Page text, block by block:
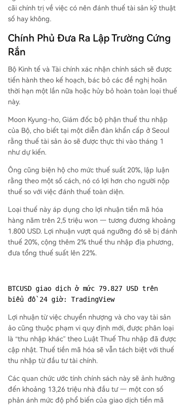
cãi chính trị về việc có nên đánh thuế tài sản kỹ thuật
số hay không.
Chính Phủ Đưa Ra Lập Trường Cứng
Rắn
Bộ Kinh tế và Tài chính xác nhận chính sách sẽ được
tiến hành theo kế hoạch, bác bỏ các đề nghị hoãn
thời hạn một lần nữa hoặc hủy bỏ hoàn toàn loại thuế
này.
Moon Kyung-ho, Giám đốc bộ phận thuế thu nhập
của Bộ, cho biết tại một diễn đàn khẩn cấp ở Seoul
rằng thuế tài sản ảo sẽ được thực thi vào tháng 1
như dự kiến.
Ông cũng biện hộ cho mức thuế suất 20%, lập luận
rằng theo một số cách, nó có lợi hơn cho người nộp
thuế so với việc đánh thuế toàn diện.
Loại thuế này áp dụng cho lợi nhuận tiền mã hóa
hàng năm trên 2,5 triệu won — tương đương khoảng
1.800 USD. Lợi nhuận vượt quá ngưỡng đó sẽ bị đánh
thuế 20%, cộng thêm 2% thuế thu nhập địa phương,
đưa tổng thuế suất lên 22%.
BTCUSD giao dịch ở mức 79.827 USD trên
biểu đồ 24 giờ: TradingView
Lợi nhuận từ việc chuyển nhượng và cho vay tài sản
ảo cũng thuộc phạm vi quy định mới, được phân loại
là “thu nhập khác” theo Luật Thuế Thu nhập đã được
cập nhật. Thuế tiền mã hóa sẽ vẫn tách biệt với thuế
thu nhập từ đầu tư tài chính.
Các quan chức ước tính chính sách này sẽ ảnh hưởng
đến khoảng 13,26 triệu nhà đầu tư — một con số
phản ánh mức độ phổ biến của giao dịch tiền mã